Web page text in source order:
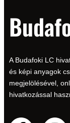
A Budafoki LC
és képi anyagok
megjelölésével,
hivatkozással